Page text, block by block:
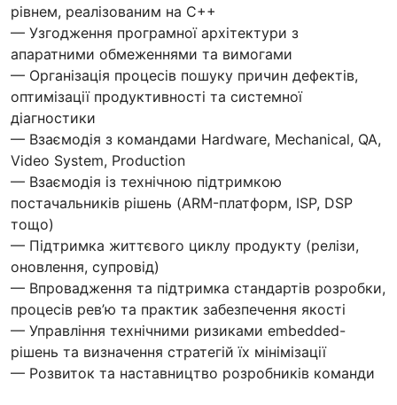
рівнем, реалізованим на C++
— Узгодження програмної архітектури з
апаратними обмеженнями та вимогами
— Організація процесів пошуку причин дефектів,
оптимізації продуктивності та системної
діагностики
— Взаємодія з командами Hardware, Mechanical, QA,
Video System, Production
— Взаємодія із технічною підтримкою
постачальників рішень (ARM-платформ, ISP, DSP
тощо)
— Підтримка життєвого циклу продукту (релізи,
оновлення, супровід)
— Впровадження та підтримка стандартів розробки,
процесів рев’ю та практик забезпечення якості
— Управління технічними ризиками embedded-
рішень та визначення стратегій їх мінімізації
— Розвиток та наставництво розробників команди